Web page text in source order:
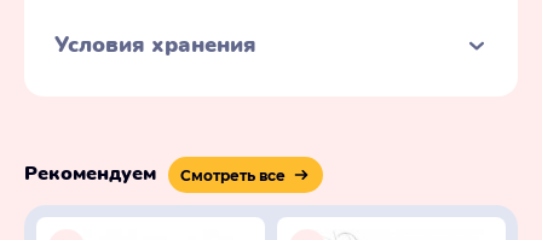
Условия хранения
Рекомендуем Смотреть все